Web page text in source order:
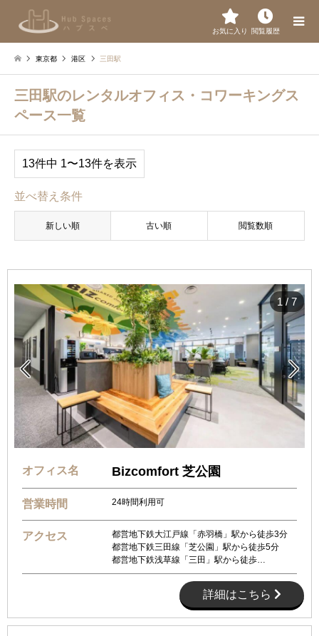
お気に入り 閲覧履歴
東京都 港区 三田駅
三田駅のレンタルオフィス・コワーキングス
ペース一覧
13件中 1〜13件を表示
並べ替え条件
新しい順 古い順 閲覧数順
 
1 / 7
オフィス名 Bizcomfort 芝公園
営業時間 24時間利用可
アクセス
都営地下鉄大江戸線「赤羽橋」駅から徒歩3分
都営地下鉄三田線「芝公園」駅から徒歩5分
都営地下鉄浅草線「三田」駅から徒歩…
詳細はこちら